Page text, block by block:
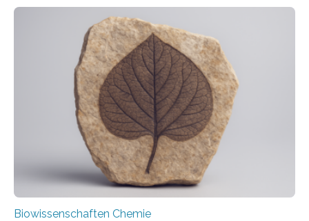
der Ruhr-Universität Bochum um Prof. Dr. Ralf Erdmann
und Dr. Ismaila Francis Yusuf hat nun einen bislang
unbekannten Qualitätskontrollmechanismus des
peroxisomalen Proteintransports in der Bäckerhefe
Saccharomyces cerevisiae entdeckt, der für die
Funktionsfähigkeit der Organellen entscheidend ist. Die
Studie wurde am 28. Oktober 2025 in der
Fachzeitschrift…
Biowissenschaften Chemie